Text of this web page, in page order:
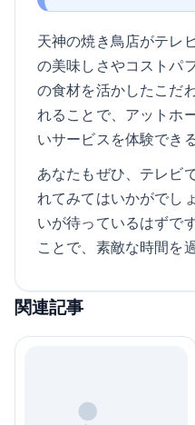
天神の焼き鳥店がテレ
の美味しさやコストパ
の食材を活かしたこだ
れることで、アットホ
いサービスを体験でき
あなたもぜひ、テレビ
れてみてはいかがでし
いが待っているはずで
ことで、素敵な時間を
関連記事